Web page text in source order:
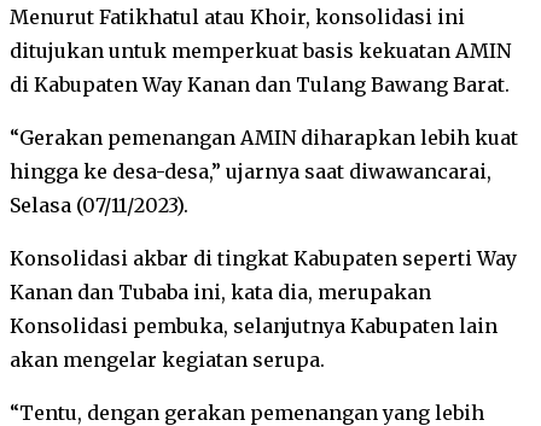
Menurut Fatikhatul atau Khoir, konsolidasi ini
ditujukan untuk memperkuat basis kekuatan AMIN
di Kabupaten Way Kanan dan Tulang Bawang Barat.
“Gerakan pemenangan AMIN diharapkan lebih kuat
hingga ke desa-desa,” ujarnya saat diwawancarai,
Selasa (07/11/2023).
Konsolidasi akbar di tingkat Kabupaten seperti Way
Kanan dan Tubaba ini, kata dia, merupakan
Konsolidasi pembuka, selanjutnya Kabupaten lain
akan mengelar kegiatan serupa.
“Tentu, dengan gerakan pemenangan yang lebih